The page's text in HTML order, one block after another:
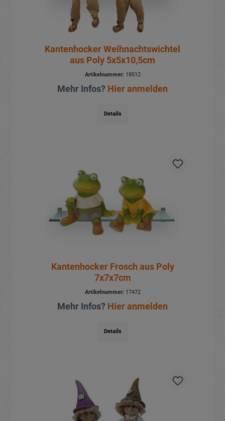
Kantenhocker Weihnachtswichtel
aus Poly 5x5x10,5cm
Artikelnummer:18512
Mehr Infos? Hier anmelden
Details
Kantenhocker Frosch aus Poly
7x7x7cm
Artikelnummer:17472
Mehr Infos? Hier anmelden
Details